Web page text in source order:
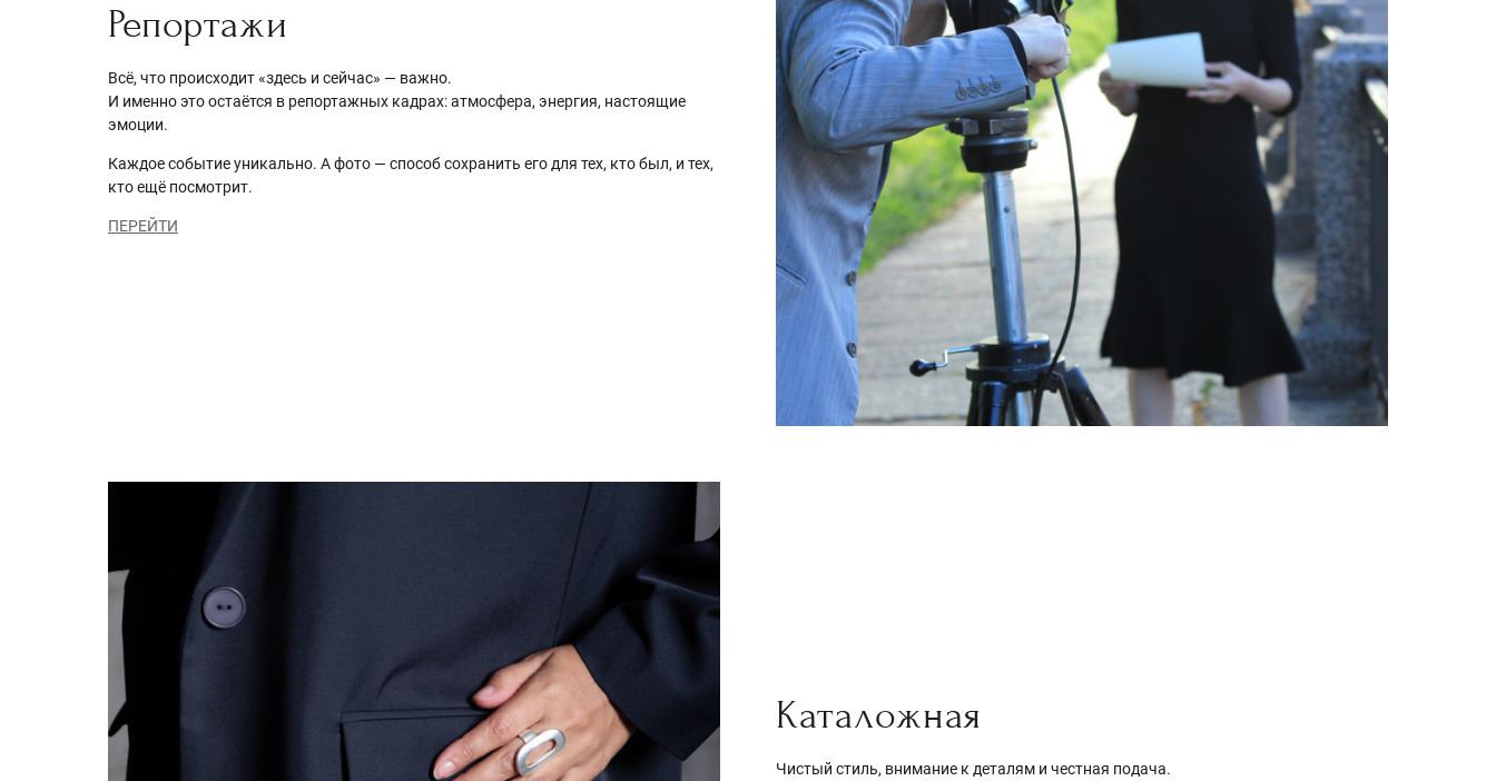
Репортажи
Всё, что происходит «здесь и сейчас» — важно.
И именно это остаётся в репортажных кадрах: атмосфера, энергия, настоящие
эмоции.
Каждое событие уникально. А фото — способ сохранить его для тех, кто был, и тех,
кто ещё посмотрит.
ПЕРЕЙТИ
Каталожная
Чистый стиль, внимание к деталям и честная подача.